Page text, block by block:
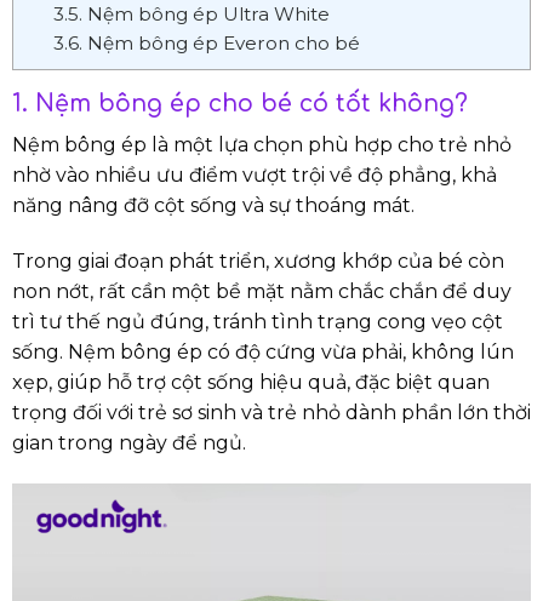
3.5. Nệm bông ép Ultra White
3.6. Nệm bông ép Everon cho bé
1. Nệm bông ép cho bé có tốt không?
Nệm bông ép là một lựa chọn phù hợp cho trẻ nhỏ
nhờ vào nhiều ưu điểm vượt trội về độ phẳng, khả
năng nâng đỡ cột sống và sự thoáng mát.
Trong giai đoạn phát triển, xương khớp của bé còn
non nớt, rất cần một bề mặt nằm chắc chắn để duy
trì tư thế ngủ đúng, tránh tình trạng cong vẹo cột
sống. Nệm bông ép có độ cứng vừa phải, không lún
xẹp, giúp hỗ trợ cột sống hiệu quả, đặc biệt quan
trọng đối với trẻ sơ sinh và trẻ nhỏ dành phần lớn thời
gian trong ngày để ngủ.